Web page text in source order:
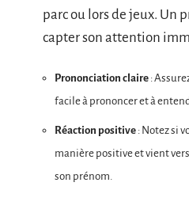
parc ou lors de jeux. Un
capter son attention
Prononciation claire :
facile à prononcer et à
Réaction positive : Notez si
manière positive et vient
son prénom.